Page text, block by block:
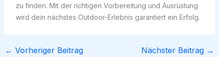
zu finden. Mit der richtigen Vorbereitung und Ausrüstung
wird dein nächstes Outdoor-Erlebnis garantiert ein Erfolg.
← Vorheriger Beitrag Nächster Beitrag →